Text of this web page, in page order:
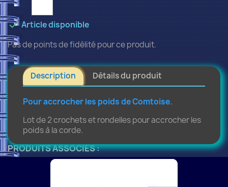
Article disponible
Pas de points de fidélité pour ce produit.
Description Détails du produit
Pour accrocher les poids de Comtoise.
Lot de 2 crochets et rondelles pour accrocher les
poids à la corde.
PRODUITS ASSOCIÉS :